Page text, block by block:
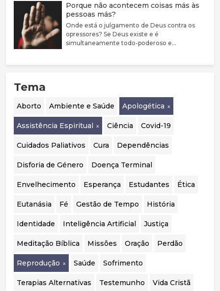
Defende que a disforia de género deve ser
encarada como uma condição médica
associada a sofrimento e sublinha a elevada
prevalência de comorbilidades psiquiátricas
nestes jovens. Argumenta que a evidência
o acompanhamento psicológico. Por fim,
considera essencial realizar uma auditoria
avaliar a segurança, eficácia e qualidade das
Porque não acontecem coisas más às
pessoas más?
Onde está o julgamento de Deus contra os
opressores? Se Deus existe e é
simultaneamente todo-poderoso e
Tema
Aborto Ambiente e Saúde Apologética
Assistência Espiritual Ciência Covid-19
Cuidados Paliativos Cura Dependências
Disforia de Género Doença Terminal
Envelhecimento Esperança Estudantes Ética
Eutanásia Fé Gestão de Tempo História
Identidade Inteligência Artificial Justiça
Meditação Bíblica Missões Oração Perdão
Reprodução Saúde Sofrimento
Terapias Alternativas Testemunho Vida Cristã